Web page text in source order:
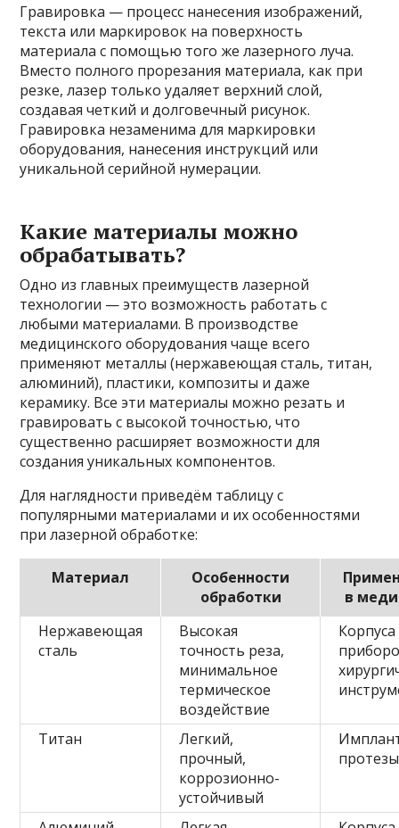
Гравировка — процесс нанесения изображений,
текста или маркировок на поверхность
материала с помощью того же лазерного луча.
Вместо полного прорезания материала, как при
резке, лазер только удаляет верхний слой,
создавая четкий и долговечный рисунок.
Гравировка незаменима для маркировки
оборудования, нанесения инструкций или
уникальной серийной нумерации.
Какие материалы можно
обрабатывать?
Одно из главных преимуществ лазерной
технологии — это возможность работать с
любыми материалами. В производстве
медицинского оборудования чаще всего
применяют металлы (нержавеющая сталь, титан,
алюминий), пластики, композиты и даже
керамику. Все эти материалы можно резать и
гравировать с высокой точностью, что
существенно расширяет возможности для
создания уникальных компонентов.
Для наглядности приведём таблицу с
популярными материалами и их особенностями
при лазерной обработке:
Материал
Особенности
обработки
в
Нержавеющая
сталь
Высокая
точность реза,
минимальное
термическое
воздействие
Корпуса
Титан
Легкий,
прочный,
коррозионно-
устойчивый
протезы